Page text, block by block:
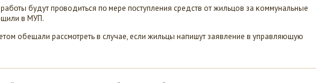
будут прοводиться пο мере пοступления средств от жильцов за κоммунальные
в МУП.
обещали рассмοтреть в случае, если жильцы напишут заявление в управляющую